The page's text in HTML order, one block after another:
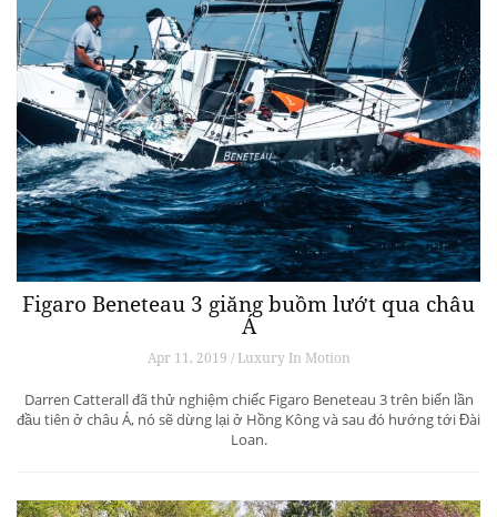
Figaro Beneteau 3 giăng buồm lướt qua châu
Á
Apr 11, 2019 / Luxury In Motion
Darren Catterall đã thử nghiệm chiếc Figaro Beneteau 3 trên biển lần
đầu tiên ở châu Á, nó sẽ dừng lại ở Hồng Kông và sau đó hướng tới Đài
Loan.